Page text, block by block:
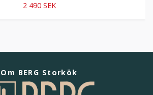
2 490 SEK
Om BERG Storkök